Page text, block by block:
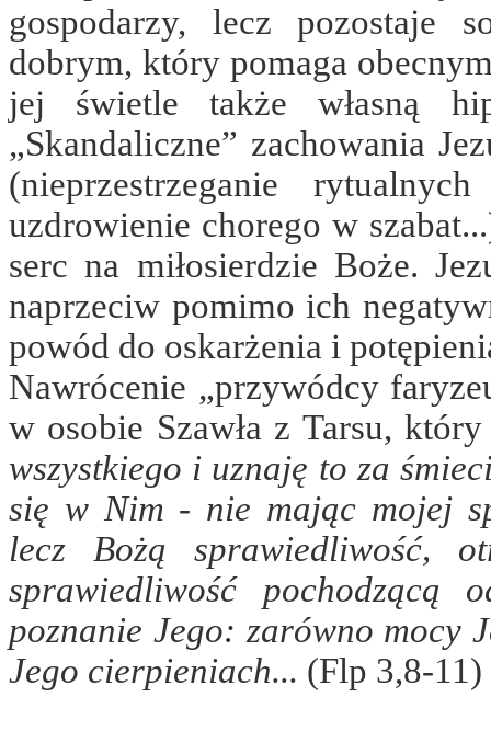
gospodarzy, lecz pozostaje
dobrym, który pomaga
jej świetle także własną
„Skandaliczne” zachowania
(nieprzestrzeganie
uzdrowienie chorego w
serc na miłosierdzie Boże.
naprzeciw pomimo ich
powód do oskarżenia i
Nawrócenie „przywódcy
w osobie Szawła z Tarsu,
wszystkiego i uznaję to za
się w Nim - nie mając mojej
lecz Bożą sprawiedliwość,
sprawiedliwość
poznanie Jego: zarówno mocy
Jego cierpieniach... (Flp 3,8-11)